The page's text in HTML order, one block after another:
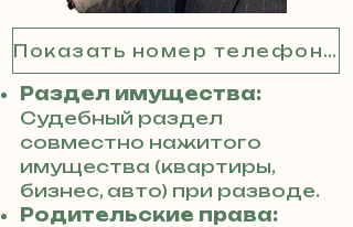
Показать номер телефона
Раздел имущества:
Судебный раздел
совместно нажитого
имущества (квартиры,
бизнес, авто) при разводе.
Родительские права: